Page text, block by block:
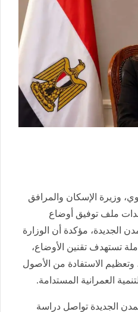
وزيرة الإسكان والمرافق
ملف توفيق أوضاع
الجديدة، مؤكدة أن الوزارة
تستهدف تقنين الأوضاع،
وتعظيم الاستفادة من الأصول
العمرانية المستدامة.
الجديدة تواصل دراسة